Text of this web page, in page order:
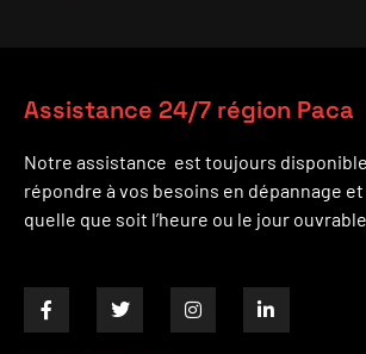
Assistance 24/7 région Paca
Notre assistance est toujours
répondre à vos besoins en dépannage
quelle que soit l’heure ou le jour ouvrable.